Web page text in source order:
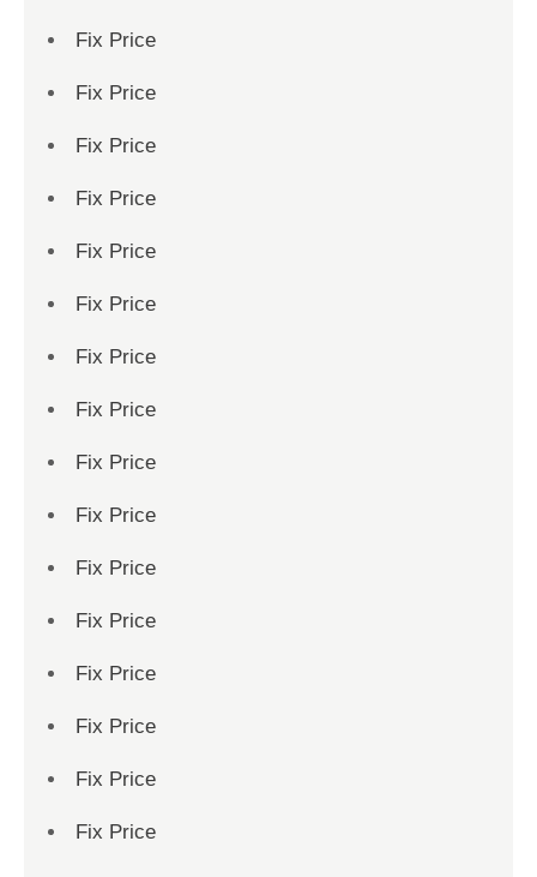
Fix Price
Fix Price
Fix Price
Fix Price
Fix Price
Fix Price
Fix Price
Fix Price
Fix Price
Fix Price
Fix Price
Fix Price
Fix Price
Fix Price
Fix Price
Fix Price